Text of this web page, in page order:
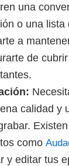
una
o una lista
a
de
calidad y
como
y editar tus